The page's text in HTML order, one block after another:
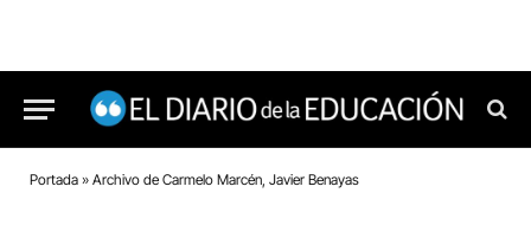
Portada » Archivo de Carmelo Marcén, Javier Benayas